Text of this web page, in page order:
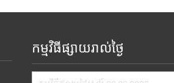
កម្មវិធីផ្សាយរាល់ថ្ងៃ